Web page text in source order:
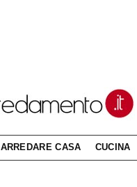
ARREDARE CASA CUCINA